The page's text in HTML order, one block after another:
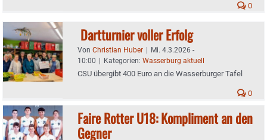
0
Dartturnier voller Erfolg
Von Christian Huber | Mi. 4.3.2026 -
10:00 | Kategorien: Wasserburg aktuell
CSU übergibt 400 Euro an die Wasserburger Tafel
0
Faire Rotter U18: Kompliment an den
Gegner